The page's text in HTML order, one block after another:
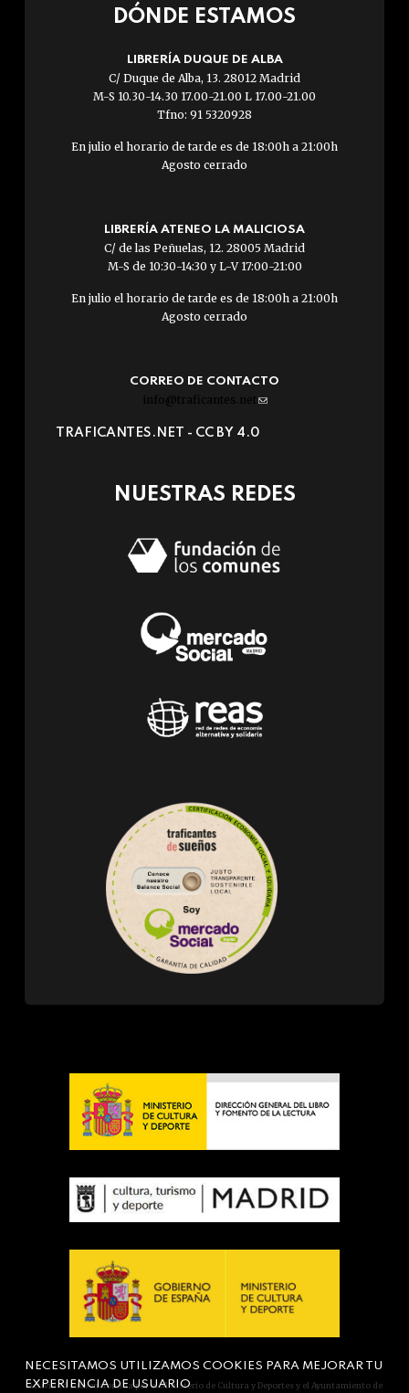
DÓNDE ESTAMOS
LIBRERÍA DUQUE DE ALBA
C/ Duque de Alba, 13. 28012 Madrid
M-S 10.30-14.30 17.00-21.00 L 17.00-21.00
Tfno: 91 5320928
En julio el horario de tarde es de 18:00h a 21:00h
Agosto cerrado
LIBRERÍA ATENEO LA MALICIOSA
C/ de las Peñuelas, 12. 28005 Madrid
M-S de 10:30-14:30 y L-V 17:00-21:00
En julio el horario de tarde es de 18:00h a 21:00h
Agosto cerrado
CORREO DE CONTACTO
info@traficantes.net (link
e-
TRAFICANTES.NET - CC BY 4.0
NUESTRAS REDES
Actividad subvencionada por el Ministerio de Cultura y Deportes y el Ayuntamiento de
NECESITAMOS UTILIZAMOS COOKIES PARA MEJORAR TU
EXPERIENCIA DE USUARIO